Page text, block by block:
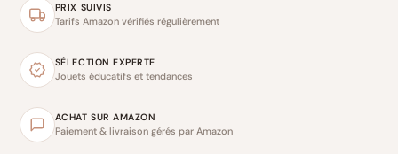
PRIX SUIVIS
Tarifs Amazon vérifiés régulièrement
SÉLECTION EXPERTE
Jouets éducatifs et tendances
ACHAT SUR AMAZON
Paiement & livraison gérés par Amazon